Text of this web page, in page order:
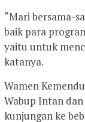
“Mari bersama-
baik para
yaitu untuk
katanya.
Wamen
Wabup Intan
kunjungan ke